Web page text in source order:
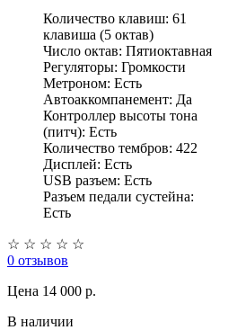
Количество клавиш: 61
клавиша (5 октав)
Число октав: Пятиоктавная
Регуляторы: Громкости
Метроном: Есть
Автоаккомпанемент: Да
Контроллер высоты тона
(питч): Есть
Количество тембров: 422
Дисплей: Есть
USB разъем: Есть
Разъем педали сустейна:
Есть
☆ ☆ ☆ ☆ ☆
0 отзывов
Цена 14 000 p.
В наличии